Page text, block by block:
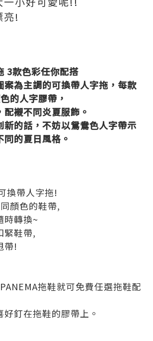
亮!
3款色彩任你配搭
案為主調的可換帶人字拖，每款
的人字膠帶，
襯不同炎夏服飾。
新的話，不妨以鴛鴦色人字帶示
的夏日風格。
換帶人字拖!
顏色的鞋帶,
時轉換~
緊鞋帶,
帶!
拖鞋就可免費任選拖鞋配
釘在拖鞋的膠帶上。